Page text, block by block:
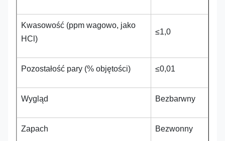
Kwasowość (ppm wagowo, jako
HCl)
≤1,0
Pozostałość pary (% objętości) ≤0,01
Wygląd Bezbarwny
Zapach Bezwonny